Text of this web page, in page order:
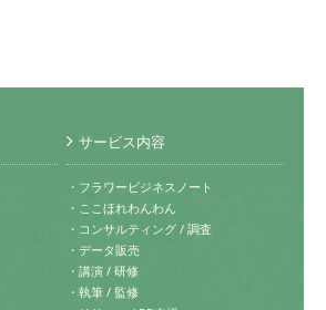
サービス内容
・フラワービジネスノート
・ここほれわんわん
・コンサルティング / 調査
・データ販売
・講演 / 研修
・執筆 / 監修